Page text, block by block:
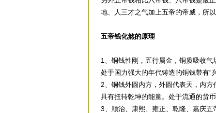
地、人三才之气加上五帝的帝威，所
五帝钱化煞的原理
1、铜钱性刚，五行属金，铜质吸收气
处于国力强大的年代铸造的铜钱带有“
2、铜钱外圆内方，外圆代表天，内
具有扭转乾坤的能量。处于流通的货
3、顺治、康熙、雍正、乾隆、嘉庆